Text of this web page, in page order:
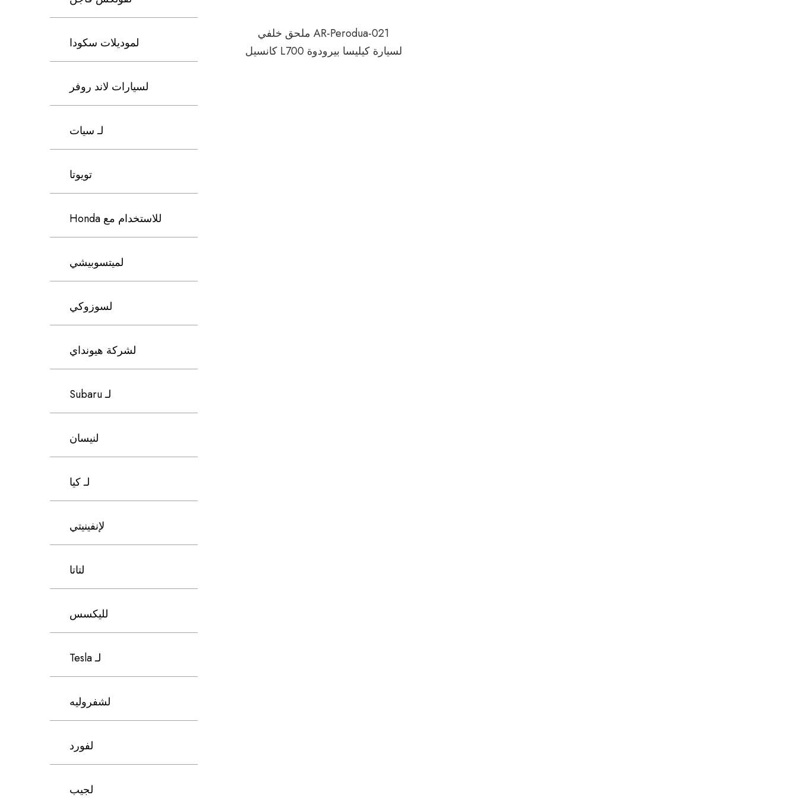
لموديلات سكودا
لسيارات لاند روفر
لـ سيات
تويوتا
للاستخدام مع Honda
لميتسوبيشي
لسوزوكي
لشركة هيونداي
لـ Subaru
لنيسان
لـ كيا
لإنفينيتي
لتاتا
لليكسس
لـ Tesla
لشفروليه
لفورد
لجيب
AR-Perodua-021 ملحق خلفي
لسيارة كيليسا بيرودوة L700 كانسيل